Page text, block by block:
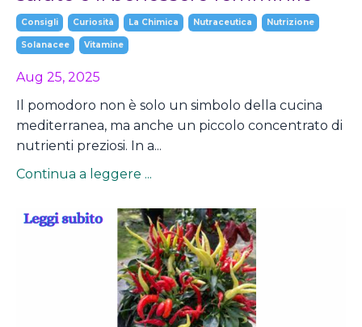
Consigli Curiosità La Chimica Nutraceutica Nutrizione
Solanacee Vitamine
Aug 25, 2025
Il pomodoro non è solo un simbolo della cucina
mediterranea, ma anche un piccolo concentrato di
nutrienti preziosi. In a...
Continua a leggere ...